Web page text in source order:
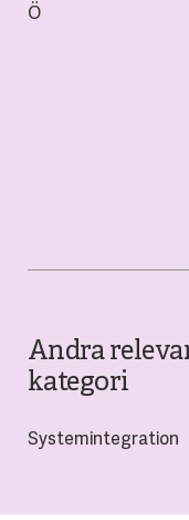
Ö
Andra
kategori
Systemintegration